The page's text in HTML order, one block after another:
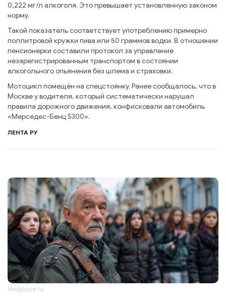
0,222 мг/л алкоголя. Это превышает установленную законом
норму.
Такой показатель соответствует употреблению примерно
поллитровой кружки пива или 50 граммов водки. В отношении
пенсионерки составили протокол за управление
незарегистрированным транспортом в состоянии
алкогольного опьянения без шлема и страховки.
Мотоцикл помещён на спецстоянку. Ранее сообщалось, что в
Москве у водителя, который систематически нарушал
правила дорожного движения, конфисковали автомобиль
«Мерседес-Бенц S300».
ЛЕНТА РУ
Нейросеть